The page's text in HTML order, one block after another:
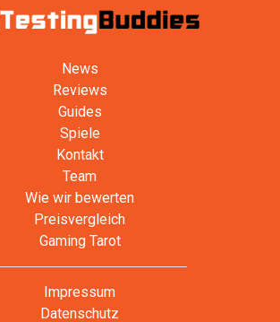
News
Reviews
Guides
Spiele
Kontakt
Team
Wie wir bewerten
Preisvergleich
Gaming Tarot
Impressum
Datenschutz